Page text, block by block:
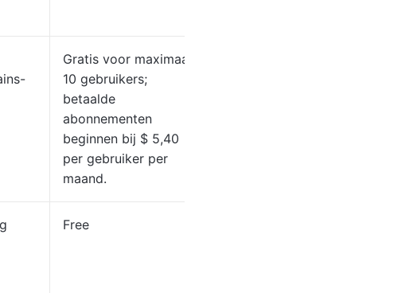
Gratis voor maximaal
10 gebruikers;
betaalde
abonnementen
beginnen bij $ 5,40
per gebruiker per
maand.
Free